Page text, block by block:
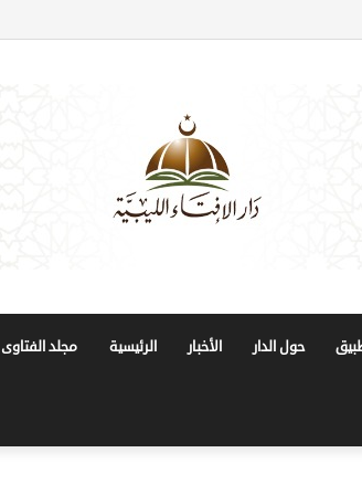
حول الدار الأخبار الرئيسية مجلد الفتاوى